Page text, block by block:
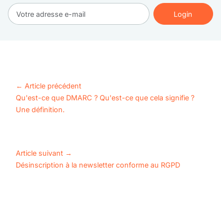
Login
← Article précédent
Qu'est-ce que DMARC ? Qu'est-ce que cela signifie ?
Une définition.
Article suivant →
Désinscription à la newsletter conforme au RGPD